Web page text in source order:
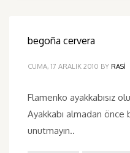
begoña cervera
CUMA, 17 ARALIK 2010 BY RASI
Flamenko ayakkabısız
Ayakkabı almadan önce
unutmayın..